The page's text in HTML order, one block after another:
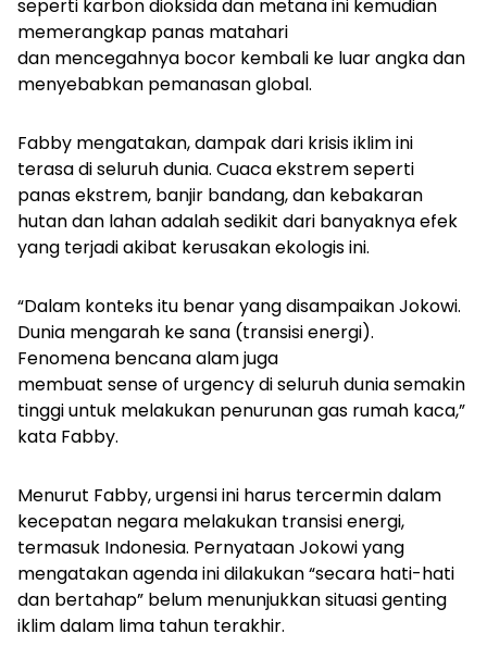
seperti karbon dioksida dan metana ini kemudian
memerangkap panas matahari
dan mencegahnya bocor kembali ke luar angka dan
menyebabkan pemanasan global.
Fabby mengatakan, dampak dari krisis iklim ini
terasa di seluruh dunia. Cuaca ekstrem seperti
panas ekstrem, banjir bandang, dan kebakaran
hutan dan lahan adalah sedikit dari banyaknya efek
yang terjadi akibat kerusakan ekologis ini.
“Dalam konteks itu benar yang disampaikan Jokowi.
Dunia mengarah ke sana (transisi energi).
Fenomena bencana alam juga
membuat sense of urgencydi seluruh dunia semakin
tinggi untuk melakukan penurunan gas rumah kaca,”
kata Fabby.
Menurut Fabby, urgensi ini harus tercermin dalam
kecepatan negara melakukan transisi energi,
termasuk Indonesia. Pernyataan Jokowi yang
mengatakan agenda ini dilakukan “secara hati-hati
dan bertahap” belum menunjukkan situasi genting
iklim dalam lima tahun terakhir.